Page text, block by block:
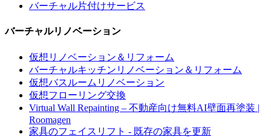
バーチャル片付けサービス
バーチャルリノベーション
仮想リノベーション＆リフォーム
バーチャルキッチンリノベーション＆リフォーム
仮想バスルームリノベーション
仮想フローリング交換
Virtual Wall Repainting – 不動産向け無料AI壁面再塗装 |
Roomagen
家具のフェイスリフト - 既存の家具を更新